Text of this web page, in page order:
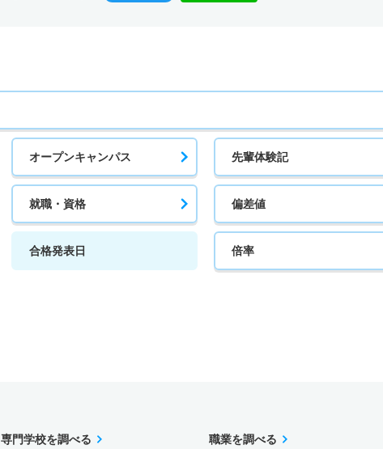
オープンキャンパス 先輩体験記
就職・資格 偏差値
合格発表日 倍率
専門学校を調べる 職業を調べる